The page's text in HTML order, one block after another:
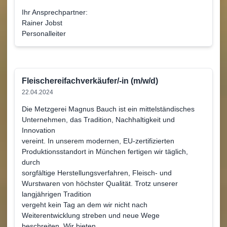
Ihr Ansprechpartner:
Rainer Jobst
Personalleiter
Fleischereifachverkäufer/-in (m/w/d)
22.04.2024
Die Metzgerei Magnus Bauch ist ein mittelständisches
Unternehmen, das Tradition, Nachhaltigkeit und
Innovation
vereint. In unserem modernen, EU-zertifizierten
Produktionsstandort in München fertigen wir täglich,
durch
sorgfältige Herstellungsverfahren, Fleisch- und
Wurstwaren von höchster Qualität. Trotz unserer
langjährigen Tradition
vergeht kein Tag an dem wir nicht nach
Weiterentwicklung streben und neue Wege